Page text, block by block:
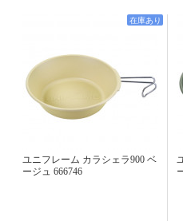
ユニフレーム カラシェラ900 ベ
ージュ 666746
在庫あり